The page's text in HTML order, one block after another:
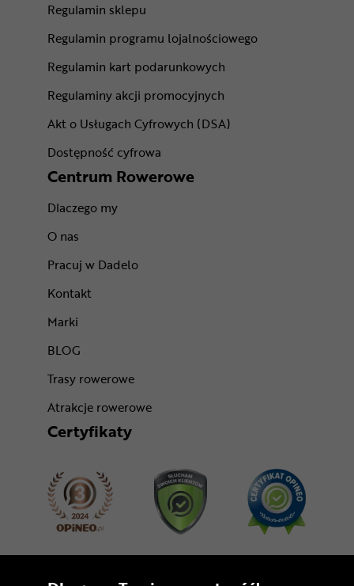
Regulamin sklepu
Regulamin programu lojalnościowego
Regulamin kart podarunkowych
Regulaminy akcji promocyjnych
Akt o Usługach Cyfrowych (DSA)
Dostępność cyfrowa
Centrum Rowerowe
Dlaczego my
O nas
Pracuj w Dadelo
Kontakt
Marki
BLOG
Trasy rowerowe
Atrakcje rowerowe
Certyfikaty
Dołącz do nas